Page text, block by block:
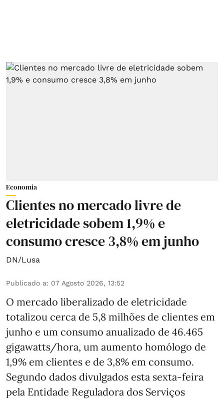
Economia
Clientes no mercado livre de
eletricidade sobem 1,9% e
consumo cresce 3,8% em junho
DN/Lusa
Publicado a: 07 Agosto 2026, 13:52
O mercado liberalizado de eletricidade
totalizou cerca de 5,8 milhões de clientes em
junho e um consumo anualizado de 46.465
gigawatts/hora, um aumento homólogo de
1,9% em clientes e de 3,8% em consumo.
Segundo dados divulgados esta sexta-feira
pela Entidade Reguladora dos Serviços